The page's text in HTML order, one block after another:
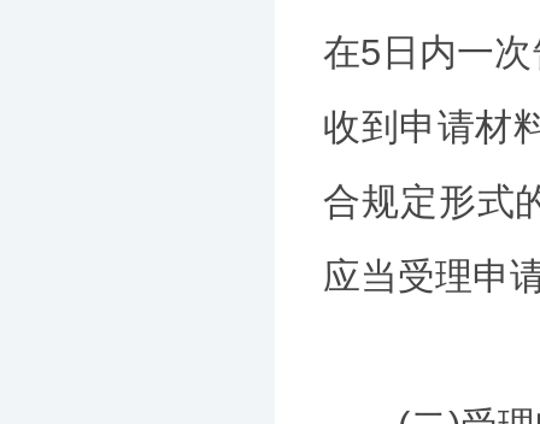
在5日内一
收到申请材
合规定形式
应当受理申